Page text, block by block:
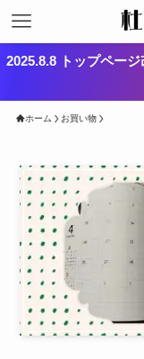
2025.8.8 トップペー
ホーム お買い物